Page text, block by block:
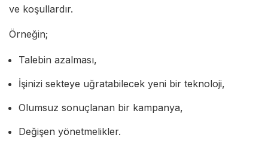
ve koşullardır.
Örneğin;
Talebin azalması,
İşinizi sekteye uğratabilecek yeni bir teknoloji,
Olumsuz sonuçlanan bir kampanya,
Değişen yönetmelikler.